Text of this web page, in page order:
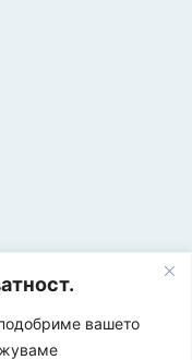
вашето